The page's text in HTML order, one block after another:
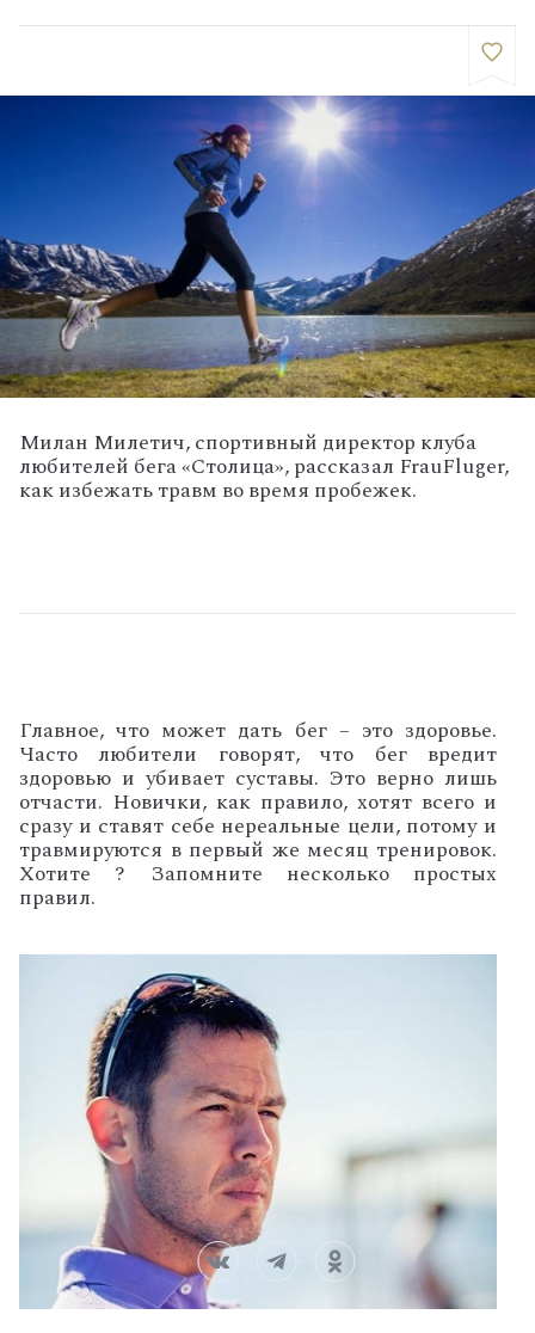
Милан Милетич, спортивный директор клуба
любителей бега «Столица», рассказал FrauFluger,
как избежать травм во время пробежек.
Главное, что может дать бег – это здоровье.
Часто любители говорят, что бег вредит
здоровью и убивает суставы. Это верно лишь
отчасти. Новички, как правило, хотят всего и
сразу и ставят себе нереальные цели, потому и
травмируются в первый же месяц тренировок.
Хотите ? Запомните несколько простых
правил.